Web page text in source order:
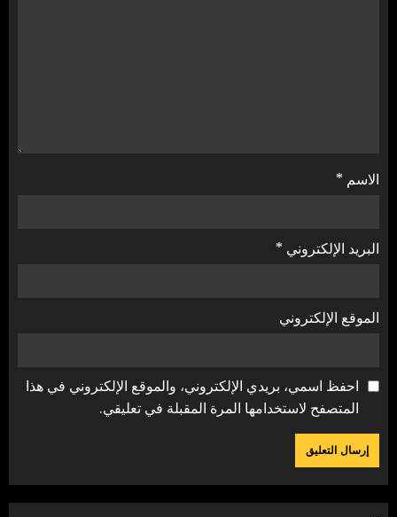
الاسم *
البريد الإلكتروني *
الموقع الإلكتروني
احفظ اسمي، بريدي الإلكتروني، والموقع الإلكتروني في هذا
المتصفح لاستخدامها المرة المقبلة في تعليقي.